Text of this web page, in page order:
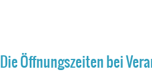
Die Öffnungszeiten bei